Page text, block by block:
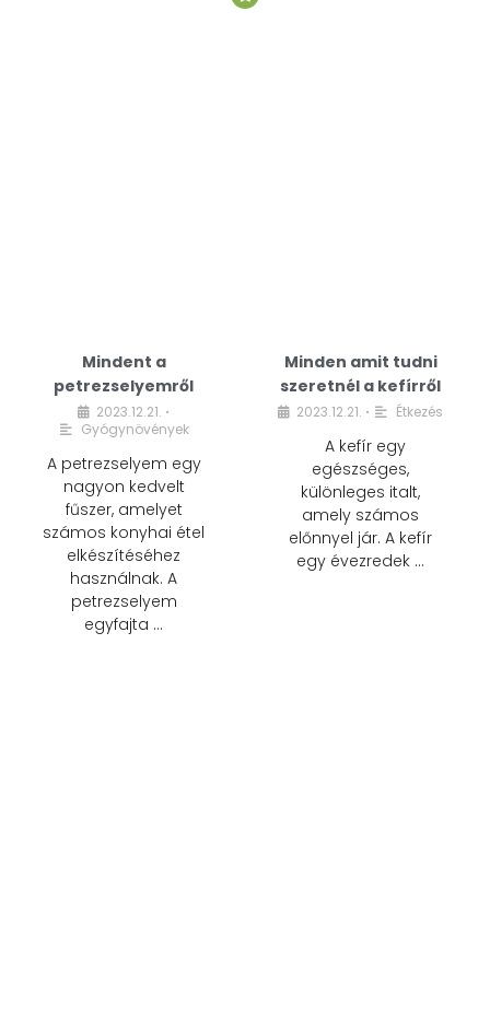
Mindent a
petrezselyemről
2023.12.21. •
Gyógynövények
A petrezselyem egy
nagyon kedvelt
fűszer, amelyet
számos konyhai étel
elkészítéséhez
használnak. A
petrezselyem
egyfajta …
Minden amit tudni
szeretnél a kefírről
2023.12.21. • Étkezés
A kefír egy
egészséges,
különleges italt,
amely számos
előnnyel jár. A kefír
egy évezredek …